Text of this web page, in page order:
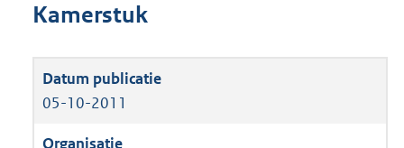
Kamerstuk
05-10-2011